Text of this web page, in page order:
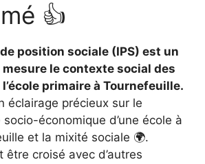
👍
de position sociale (IPS) est un
le contexte social des
primaire à Tournefeuille.
éclairage précieux sur le
économique d’une école à
et la mixité sociale 🌍.
être croisé avec d’autres